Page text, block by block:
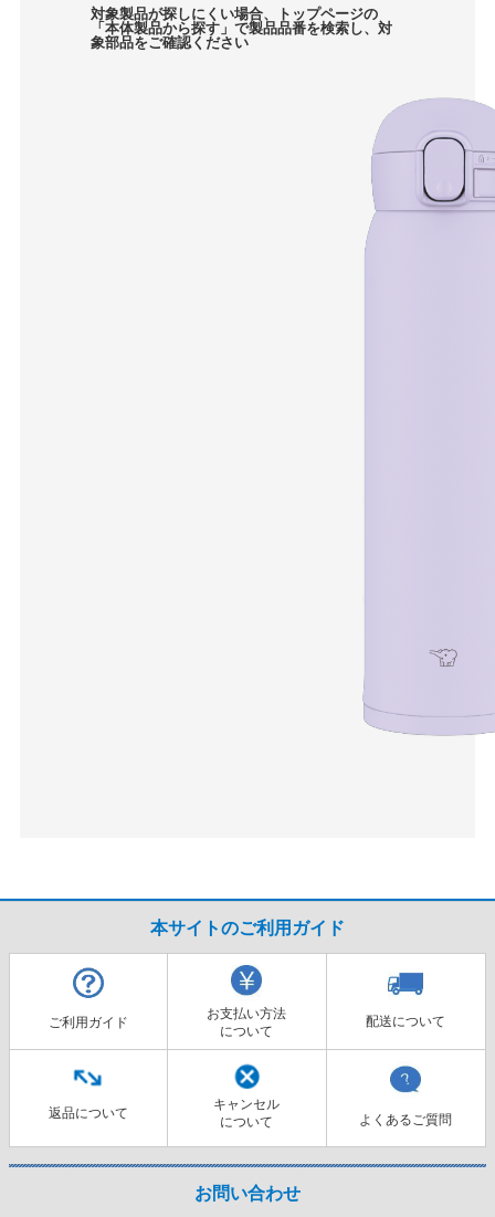
対象製品が探しにくい場合、トップページの
「本体製品から探す」で製品品番を検索し、対
象部品をご確認ください
本サイトのご利用ガイド
ご利用ガイド
お支払い方法
について
配送について
返品について
キャンセル
について
よくあるご質問
お問い合わせ